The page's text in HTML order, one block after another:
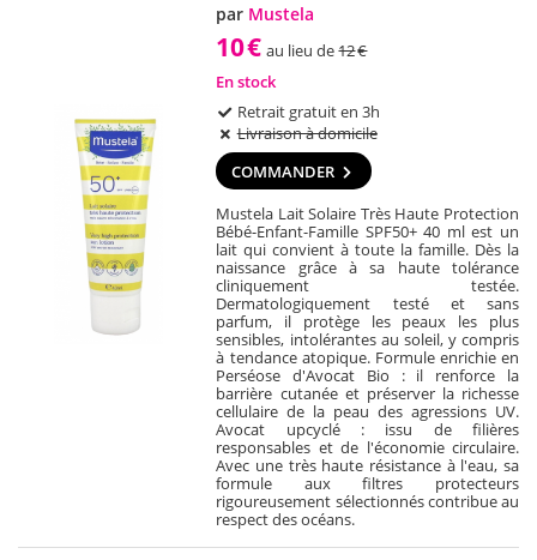
par Mustela
10€ au lieu de12€
En stock
Retrait gratuit en 3h
Livraison à domicile
COMMANDER
Mustela Lait Solaire Très Haute Protection
Bébé-Enfant-Famille SPF50+ 40 ml est un
lait qui convient à toute la famille. Dès la
naissance grâce à sa haute tolérance
cliniquement testée.
Dermatologiquement testé et sans
parfum, il protège les peaux les plus
sensibles, intolérantes au soleil, y compris
à tendance atopique. Formule enrichie en
Perséose d'Avocat Bio : il renforce la
barrière cutanée et préserver la richesse
cellulaire de la peau des agressions UV.
Avocat upcyclé : issu de filières
responsables et de l'économie circulaire.
Avec une très haute résistance à l'eau, sa
formule aux filtres protecteurs
rigoureusement sélectionnés contribue au
respect des océans.